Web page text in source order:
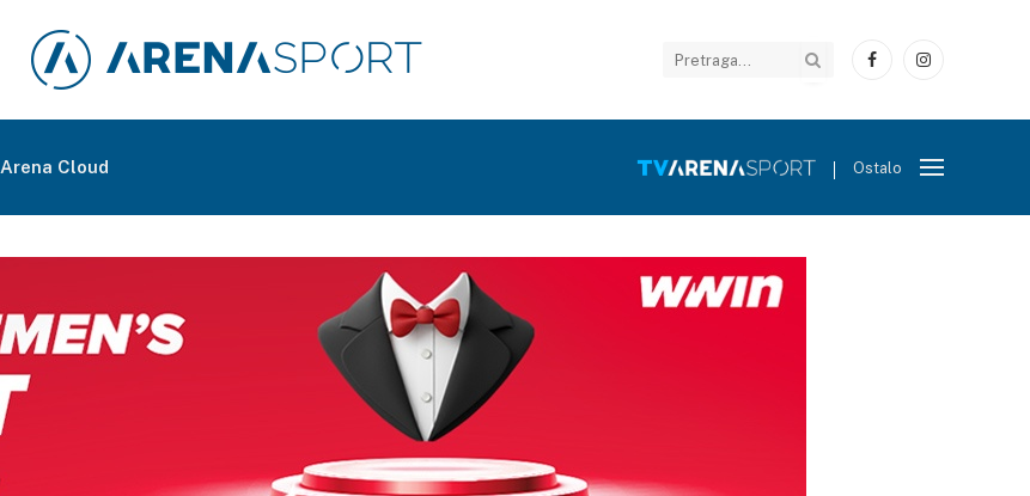
FacebookInstagram
Arena Cloud Ostalo